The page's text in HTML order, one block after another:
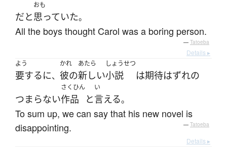
だと
おも
思っていた。
All the boys thought Carol was a boring person.
— Tatoeba
Details ▸
よう
要するに、
かれ
彼の
あたら
新しい
しょうせつ
小説 は期待はずれの
つまらない
さくひん
作品 と
い
言える。
To sum up, we can say that his new novel is
disappointing.
— Tatoeba
Details ▸